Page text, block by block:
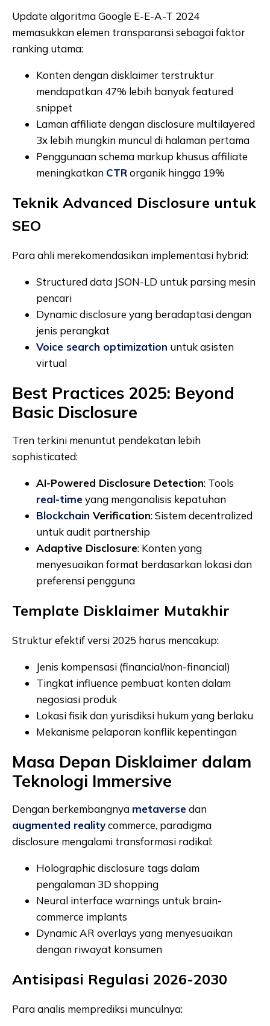
Update algoritma Google E-E-A-T 2024
memasukkan elemen transparansi sebagai faktor
ranking utama:
Konten dengan disklaimer terstruktur
mendapatkan 47% lebih banyak featured
snippet
Laman affiliate dengan disclosure multilayered
3x lebih mungkin muncul di halaman pertama
Penggunaan schema markup khusus affiliate
meningkatkan CTRorganik hingga 19%
Teknik Advanced Disclosure untuk
SEO
Para ahli merekomendasikan implementasi hybrid:
Structured data JSON-LD untuk parsing mesin
pencari
Dynamic disclosure yang beradaptasi dengan
jenis perangkat
Voice search optimization untuk asisten
virtual
Best Practices 2025: Beyond
Basic Disclosure
Tren terkini menuntut pendekatan lebih
sophisticated:
AI-Powered Disclosure Detection: Tools
real-timeyang menganalisis kepatuhan
Blockchain Verification: Sistem decentralized
untuk audit partnership
Adaptive Disclosure: Konten yang
menyesuaikan format berdasarkan lokasi dan
preferensi pengguna
Template Disklaimer Mutakhir
Struktur efektif versi 2025 harus mencakup:
Jenis kompensasi (financial/non-financial)
Tingkat influence pembuat konten dalam
negosiasi produk
Lokasi fisik dan yurisdiksi hukum yang berlaku
Mekanisme pelaporan konflik kepentingan
Masa Depan Disklaimer dalam
Teknologi Immersive
Dengan berkembangnya metaversedan
augmented realitycommerce, paradigma
disclosure mengalami transformasi radikal:
Holographic disclosure tags dalam
pengalaman 3D shopping
Neural interface warnings untuk brain-
commerce implants
Dynamic AR overlays yang menyesuaikan
dengan riwayat konsumen
Antisipasi Regulasi 2026-2030
Para analis memprediksi munculnya: